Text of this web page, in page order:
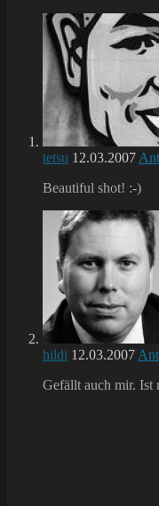
tetsu 12.03.2007
Beautiful shot! :-)
hildi 12.03.2007
Gefällt auch mir. Ist